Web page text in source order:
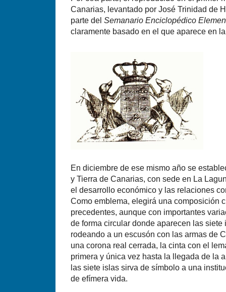
Canarias, levantado por José Trinidad de
parte del Semanario Enciclopédico
claramente basado en el que aparece en
En diciembre de ese mismo año se
y Tierra de Canarias, con sede en La
el desarrollo económico y las relaciones
Como emblema, elegirá una composición
precedentes, aunque con importantes
de forma circular donde aparecen las
rodeando a un escusón con las armas de
una corona real cerrada, la cinta con el
primera y única vez hasta la llegada de la
las siete islas sirva de símbolo a una
de efímera vida.